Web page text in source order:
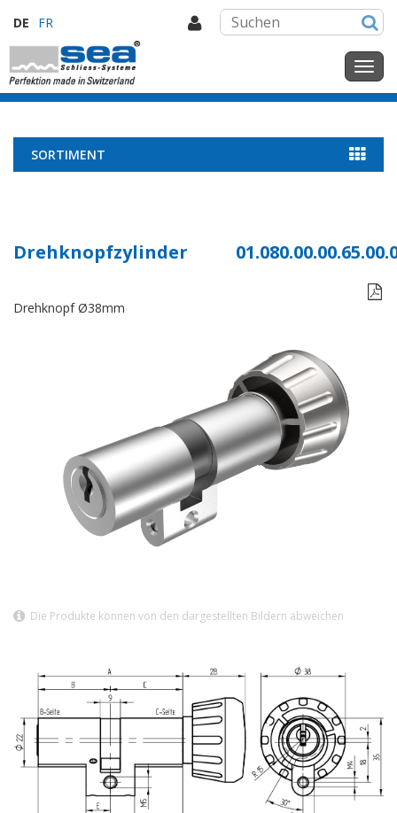
DE FR
SORTIMENT
Drehknopfzylinder

Drehknopf Ø38mm
Die Produkte können von den dargestellten Bildern abweichen